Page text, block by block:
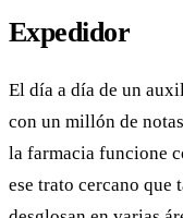
Expedidor
El día a día de un
con un millón de
la farmacia funcione
ese trato cercano que